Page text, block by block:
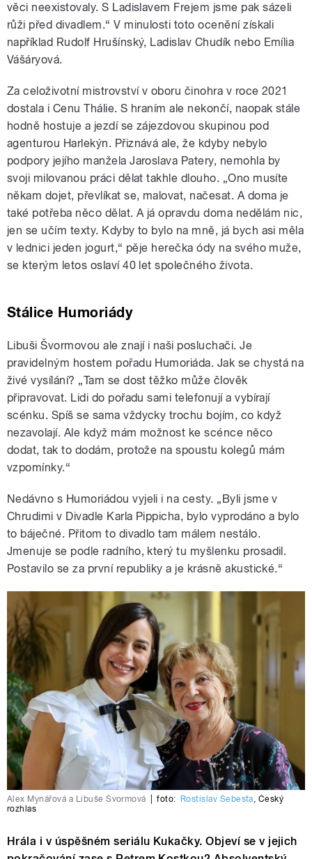
věci neexistovaly. S Ladislavem Frejem jsme pak sázeli
růži před divadlem.“ V minulosti toto ocenění získali
například Rudolf Hrušínský, Ladislav Chudík nebo Emília
Vášáryová.
Za celoživotní mistrovství v oboru činohra v roce 2021
dostala i Cenu Thálie. S hraním ale nekončí, naopak stále
hodně hostuje a jezdí se zájezdovou skupinou pod
agenturou Harlekýn. Přiznává ale, že kdyby nebylo
podpory jejího manžela Jaroslava Patery, nemohla by
svoji milovanou práci dělat takhle dlouho. „Ono musíte
někam dojet, převlíkat se, malovat, načesat. A doma je
také potřeba něco dělat. A já opravdu doma nedělám nic,
jen se učím texty. Kdyby to bylo na mně, já bych asi měla
v lednici jeden jogurt,“ pěje herečka ódy na svého muže,
se kterým letos oslaví 40 let společného života.
Stálice Humoriády
Libuši Švormovou ale znají i naši posluchači. Je
pravidelným hostem pořadu Humoriáda. Jak se chystá na
živé vysílání? „Tam se dost těžko může člověk
připravovat. Lidi do pořadu sami telefonují a vybírají
scénku. Spíš se sama vždycky trochu bojím, co když
nezavolají. Ale když mám možnost ke scénce něco
dodat, tak to dodám, protože na spoustu kolegů mám
vzpomínky.“
Nedávno s Humoriádou vyjeli i na cesty. „Byli jsme v
Chrudimi v Divadle Karla Pippicha, bylo vyprodáno a bylo
to báječné. Přitom to divadlo tam málem nestálo.
Jmenuje se podle radního, který tu myšlenku prosadil.
Postavilo se za první republiky a je krásně akustické.“
Alex Mynářová a Libuše Švormová foto: Rostislav Šebesta, Český
rozhlas
Hrála i v úspěšném seriálu Kukačky. Objeví se v jejich